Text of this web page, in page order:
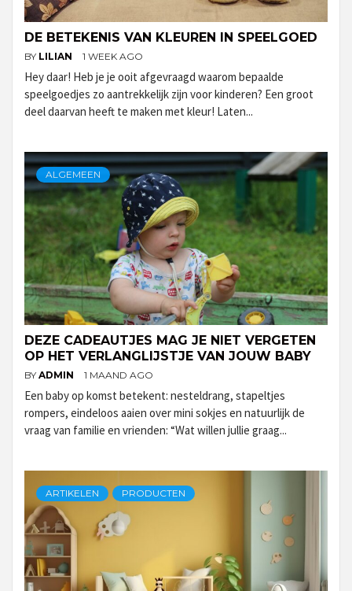
DE BETEKENIS VAN KLEUREN IN SPEELGOED
BY LILIAN 1 WEEK AGO
Hey daar! Heb je je ooit afgevraagd waarom bepaalde
speelgoedjes zo aantrekkelijk zijn voor kinderen? Een groot
deel daarvan heeft te maken met kleur! Laten...
ALGEMEEN
DEZE CADEAUTJES MAG JE NIET VERGETEN
OP HET VERLANGLIJSTJE VAN JOUW BABY
BY ADMIN 1 MAAND AGO
Een baby op komst betekent: nesteldrang, stapeltjes
rompers, eindeloos aaien over mini sokjes en natuurlijk de
vraag van familie en vrienden: “Wat willen jullie graag...
ARTIKELEN PRODUCTEN